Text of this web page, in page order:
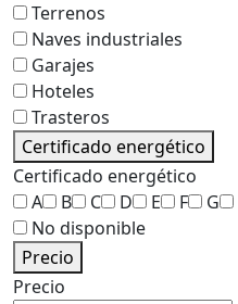
Terrenos
Naves industriales
Garajes
Hoteles
Trasteros
Certificado energético
Certificado energético
A
B C D E F G
No disponible
Precio
Precio